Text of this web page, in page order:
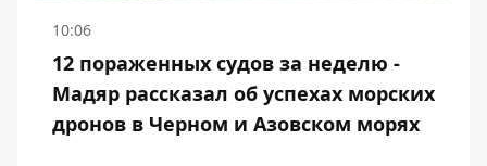
10:06
12 пораженных судов за неделю -
Мадяр рассказал об успехах морских
дронов в Черном и Азовском морях